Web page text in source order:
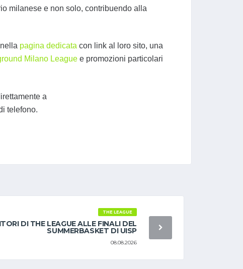
milanese e non solo, contribuendo alla
pagina dedicata con link al loro sito, una
Milano League e promozioni particolari
a
telefono.
THE LEAGUE
DI THE LEAGUE ALLE FINALI DEL
SUMMERBASKET DI UISP
08.08.2026